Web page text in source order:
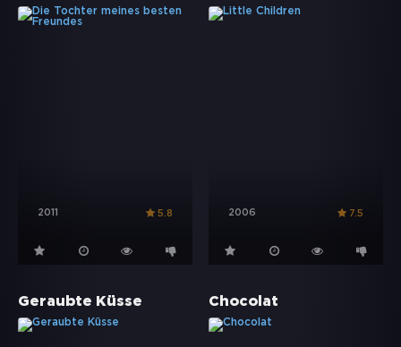
2011 5.8 2006 7.5
Geraubte Küsse Chocolat